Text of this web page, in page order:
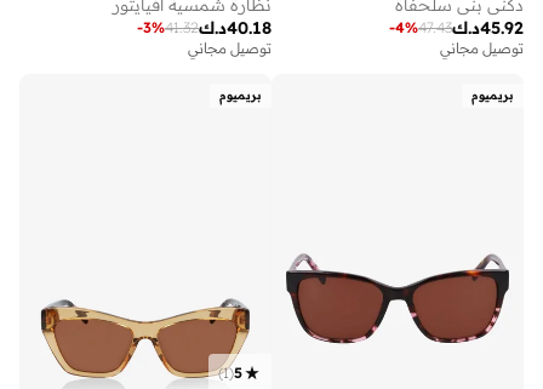
دكني بني سلحفاة
د.ك45.92
47.43
-4%
توصيل مجاني
نظارة شمسية افيايتور
د.ك40.18
41.32
-3%
توصيل مجاني
بريميوم بريميوم
5
(
1
)